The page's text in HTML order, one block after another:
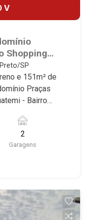
V
Shopping
SP
e 151m² de
Praças
- Bairro
a Martinelli
- 3
Área de serviço
- Corredor
2
Garagens